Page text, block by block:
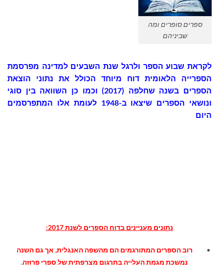
ספרים סופרים ומה
שביניהם
לקראת שבוע הספר ולרגל שנת השבעים למדינה מפרסמת
הספרייה הלאומית דוח מיוחד הכולל את נתוני הוצאת
הספרים בשנה שחלפה (2017) וכמו כן השוואה בין סוגי
ונושאי הספרים שיצאו ב-1948 לעומת אלו המתפרסמים
היום
נתונים מעניינים בדוח הספרים לשנת 2017:
רוב הספרים המתורגמים הם מהשפה האנגלית, אך גם השנה
נמשכת מגמת העלייה בתרגום מצרפתית של ספרי פרוזה.